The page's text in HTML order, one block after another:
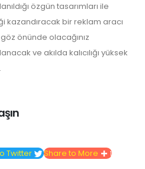
özgün tasarımları ile
kazandıracak bir reklam aracı
önünde olacağınız
ve akılda kalıcılığı yüksek
Twitter Share to More 1